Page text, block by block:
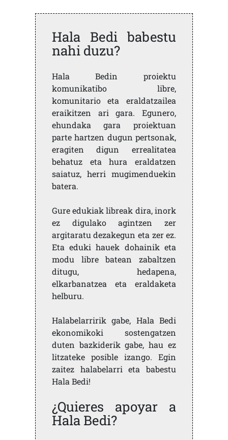
Hala Bedi babestu
nahi duzu?
Hala Bedin proiektu
komunikatibo libre,
komunitario eta eraldatzailea
eraikitzen ari gara. Egunero,
ehundaka gara proiektuan
parte hartzen dugun pertsonak,
eragiten digun errealitatea
behatuz eta hura eraldatzen
saiatuz, herri mugimenduekin
batera.
Gure edukiak libreak dira, inork
ez digulako agintzen zer
argitaratu dezakegun eta zer ez.
Eta eduki hauek dohainik eta
modu libre batean zabaltzen
ditugu, hedapena,
elkarbanatzea eta eraldaketa
helburu.
Halabelarririk gabe, Hala Bedi
ekonomikoki sostengatzen
duten bazkiderik gabe, hau ez
litzateke posible izango. Egin
zaitez halabelarri eta babestu
Hala Bedi!
¿Quieres apoyar a
Hala Bedi?